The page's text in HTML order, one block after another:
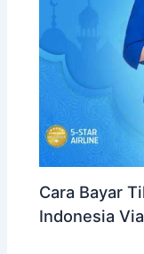
Cara Bayar
Indonesia